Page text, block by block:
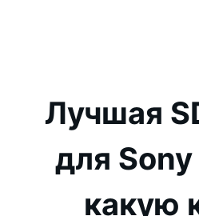
Лучшая
для Sony
какую